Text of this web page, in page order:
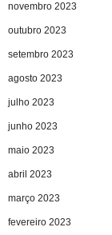
novembro 2023
outubro 2023
setembro 2023
agosto 2023
julho 2023
junho 2023
maio 2023
abril 2023
março 2023
fevereiro 2023